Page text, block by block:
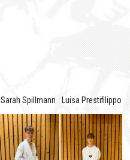
Sarah Spillmann Luisa Prestifilippo